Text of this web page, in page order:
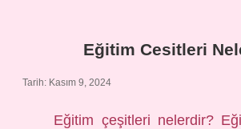
Eğitim Cesitleri
Tarih: Kasım 9, 2024
Eğitim çeşitleri nelerdir?